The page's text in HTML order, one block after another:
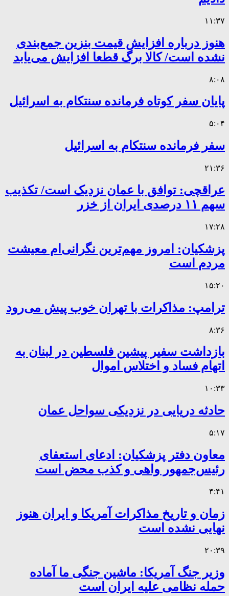
۱۱:۳۷
هنوز درباره افزایش قیمت بنزین جمع‌بندی
نشده است/ کالا برگ قطعا افزایش می‌یابد
۸:۰۸
پایان سفر کوتاه فرمانده سنتکام به اسرائیل
۵:۰۴
سفر فرمانده سنتکام به اسرائیل
۲۱:۳۶
عراقچی: توافق با عمان نزدیک است/ تکذیب
سهم ۱۱ درصدی ایران از خزر
۱۷:۲۸
پزشکیان: امروز مهم‌ترین نگرانی‌ام معیشت
مردم است
۱۵:۲۰
ترامپ: مذاکرات با تهران خوب پیش می‌رود
۸:۳۶
بازداشت سفیر پیشین فلسطین در لبنان به
اتهام فساد و اختلاس اموال
۱۰:۳۳
حادثه دریایی در نزدیکی سواحل عمان
۵:۱۷
معاون دفتر پزشکیان: ادعای استعفای
رئیس‌جمهور واهی و کذب محض است
۴:۴۱
زمان و تاریخ مذاکرات آمریکا و ایران هنوز
نهایی نشده است
۲۰:۳۹
وزیر جنگ آمریکا: ماشین جنگی ما آماده
حمله نظامی علیه ایران است